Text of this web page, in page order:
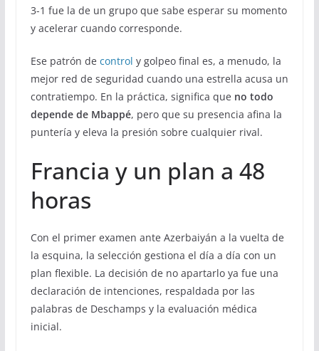
3-1 fue la de un grupo que sabe esperar su momento
y acelerar cuando corresponde.
Ese patrón de control y golpeo final es, a menudo, la
mejor red de seguridad cuando una estrella acusa un
contratiempo. En la práctica, significa que no todo
depende de Mbappé, pero que su presencia afina la
puntería y eleva la presión sobre cualquier rival.
Francia y un plan a 48
horas
Con el primer examen ante Azerbaiyán a la vuelta de
la esquina, la selección gestiona el día a día con un
plan flexible. La decisión de no apartarlo ya fue una
declaración de intenciones, respaldada por las
palabras de Deschamps y la evaluación médica
inicial.